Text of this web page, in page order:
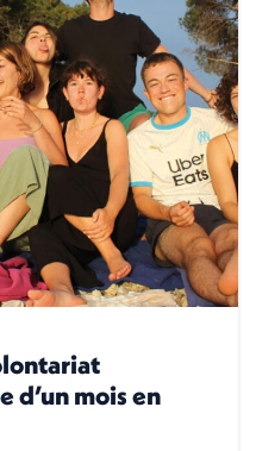
d’un mois en